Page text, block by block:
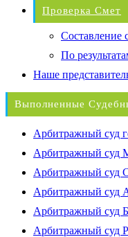
Проверка Смет
Составление
По
Наше
Выполненные
Арбитражный суд
Арбитражный суд
Арбитражный суд
Арбитражный суд
Арбитражный суд
Арбитражный суд